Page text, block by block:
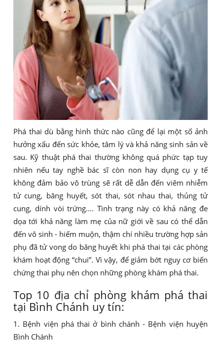
Phá thai dù bằng hình thức nào cũng để lại một số ảnh
hưởng xấu đến sức khỏe, tâm lý và khả năng sinh sản về
sau. Kỹ thuật phá thai thường không quá phức tạp tuy
nhiên nếu tay nghề bác sĩ còn non hay dụng cụ y tế
không đảm bảo vô trùng sẽ rất dễ dẫn đến viêm nhiễm
tử cung, băng huyết, sót thai, sót nhau thai, thủng tử
cung, dính vòi trứng.... Tình trạng này có khả năng đe
dọa tới khả năng làm mẹ của nữ giới về sau có thể dẫn
đến vô sinh - hiếm muộn, thậm chí nhiều trường hợp sản
phụ đã tử vong do băng huyết khi phá thai tại các phòng
khám hoạt động “chui”. Vì vậy, để giảm bớt nguy cơ biến
chứng thai phụ nên chọn những phòng khám phá thai.
Top 10 địa chỉ phòng khám phá thai
tại Bình Chánh uy tín:
1. Bệnh viện phá thai ở bình chánh - Bệnh viện huyện
Bình Chánh